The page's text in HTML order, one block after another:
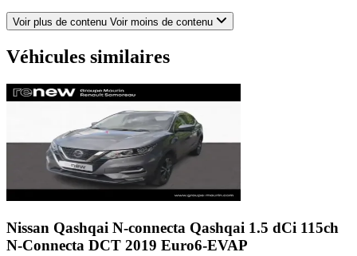
Volant réglable en profondeur et hauteur
Contrôle élect. de la pression des pneus
Services connectés
Airbag passager déconnectable
Boucliers AV et AR couleur caisse
Limiteur de vitesse
Arrêt et redémarrage auto. du moteur
Fonction MP3
Banquette 60/40
ABS
AFIL
Phares halogènes
Lunette arrière surteintée
Jantes Alu
Voir plus de contenu Voir moins de contenu
Véhicules similaires
Nissan Qashqai N-connecta Qashqai 1.5 dCi 115ch
N-Connecta DCT 2019 Euro6-EVAP